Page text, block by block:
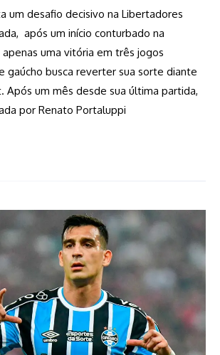
um desafio decisivo na Libertadores
após um início conturbado na
uma vitória em três jogos
gaúcho busca reverter sua sorte diante
Após um mês desde sua última partida,
por Renato Portaluppi